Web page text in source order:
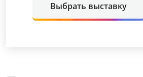
Выбрать выставку